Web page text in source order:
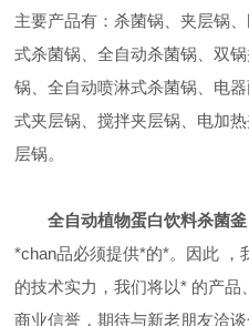
主要产品有：杀菌锅、夹层锅
式杀菌锅、全自动杀菌锅、双
锅、全自动喷淋式杀菌锅、电
式夹层锅、搅拌夹层锅、电加
层锅。
全自动植物蛋白饮料杀菌
*chan品必须提供*的*。因此 ，
的技术实力，我们将以* 的产
商业信誉，期待与新老朋友洽